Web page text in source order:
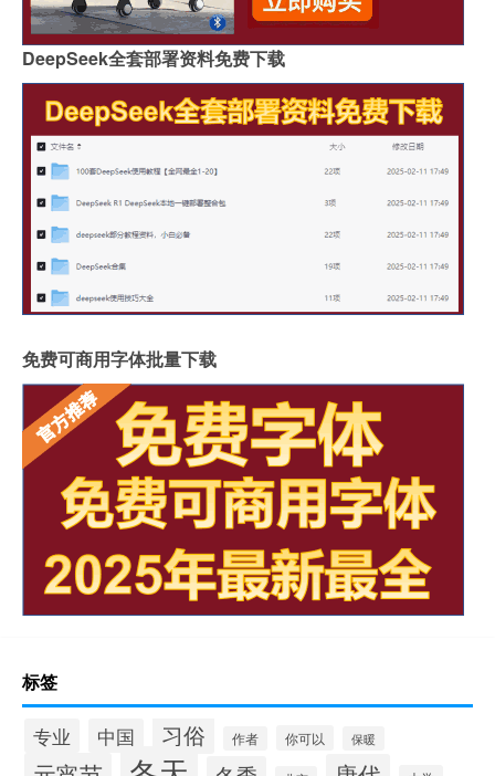
DeepSeek全套部署资料免费下载
免费可商用字体批量下载
标签
专业 中国 习俗 作者 你可以 保暖